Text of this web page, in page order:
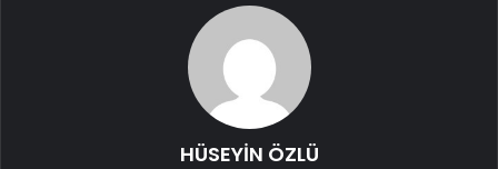
HÜSEYİN ÖZLÜ